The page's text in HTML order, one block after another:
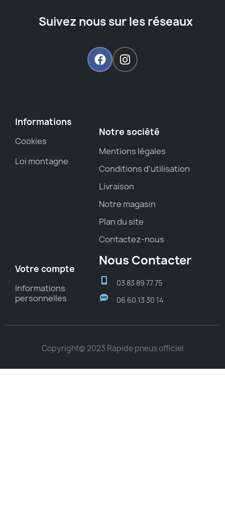
Suivez nous sur les réseaux
Informations
Cookies
Loi montagne
Notre société
Mentions légales
Conditions d'utilisation
Livraison
Notre magasin
Plan du site
Contactez-nous
Votre compte
Informations
personnelles
Nous Contacter
03 83 89 77 75
06 60 13 30 14
Copyright© 2023 Rapide pneus officiel